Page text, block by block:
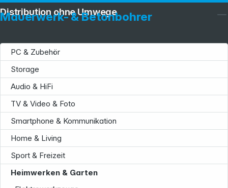
Mauerwerk- & Betonbohrer
PC & Zubehör
Storage
Audio & HiFi
TV & Video & Foto
Smartphone & Kommunikation
Home & Living
Sport & Freizeit
Heimwerken & Garten
Distribution ohne Umwege